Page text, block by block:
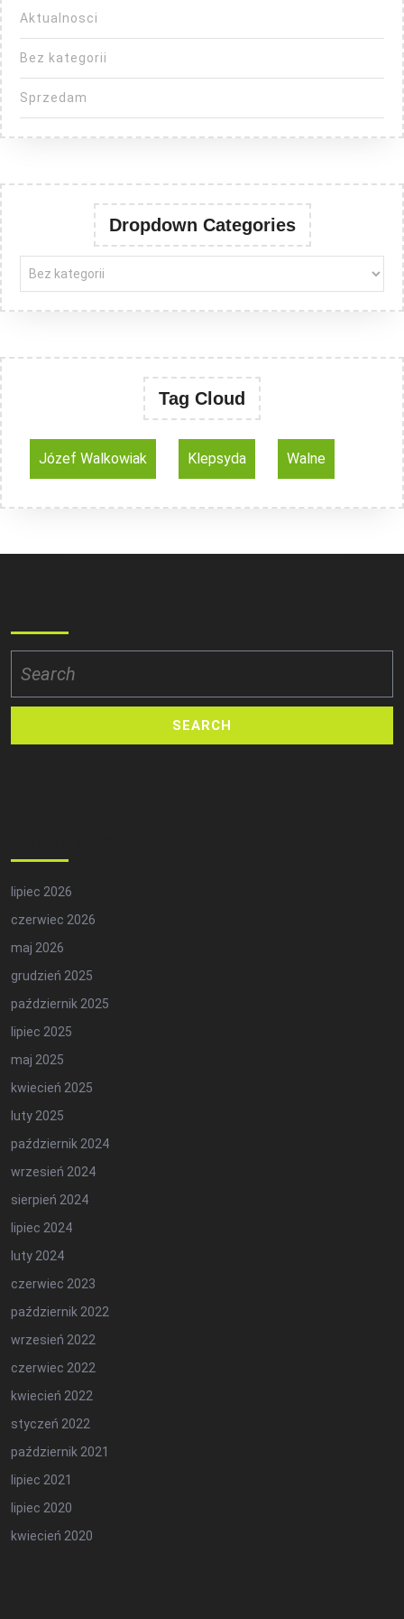
Aktualnosci
Bez kategorii
Sprzedam
Dropdown Categories
Tag Cloud
Józef Walkowiak Klepsyda Walne
for:
lipiec 2026
czerwiec 2026
maj 2026
grudzień 2025
październik 2025
lipiec 2025
maj 2025
kwiecień 2025
luty 2025
październik 2024
wrzesień 2024
sierpień 2024
lipiec 2024
luty 2024
czerwiec 2023
październik 2022
wrzesień 2022
czerwiec 2022
kwiecień 2022
styczeń 2022
październik 2021
lipiec 2021
lipiec 2020
kwiecień 2020